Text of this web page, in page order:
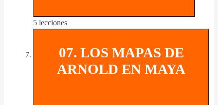
5 lecciones
07. LOS MAPAS DE
ARNOLD EN MAYA